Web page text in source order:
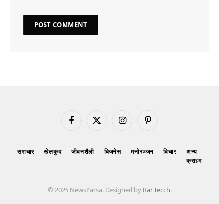
FacebookX
InstagramPinterest
समाचार खेलकुद जीवनशैली बिजनेस मनोरञ्जन विचार
अन्य
क्राइम
© 2026 NewsParsa. Designed by RanTecch.